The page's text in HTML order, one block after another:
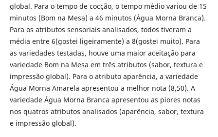
global. Para o tempo de cocção, o tempo médio variou de 15
minutos (Bom na Mesa) a 46 minutos (Água Morna Branca).
Para os atributos sensoriais analisados, todos tiveram a
média entre 6(gostei ligeiramente) a 8(gostei muito). Para
as variedades testadas, houve uma maior aceitação para
variedade Bom na Mesa em três atributos (sabor, textura e
impressão global). Para o atributo aparência, a variedade
Água Morna Amarela apresentou a melhor nota (8,50). A
variedade Água Morna Branca apresentou as piores notas
nos quatros atributos analisados (aparência, sabor, textura
e impressão global).